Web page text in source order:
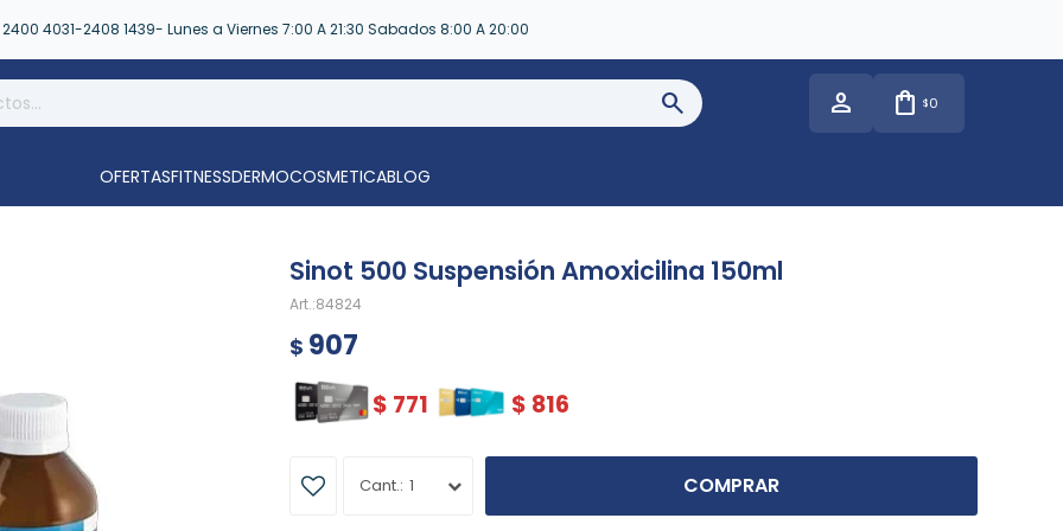
2400 4031-2408 1439- Lunes a Viernes 7:00 A 21:30 Sabados 8:00 A 20:00
$0
OFERTASFITNESSDERMOCOSMETICABLOG
Sinot 500 Suspensión Amoxicilina 150ml
84824
$ 907
$ 771 $ 816
1 COMPRAR